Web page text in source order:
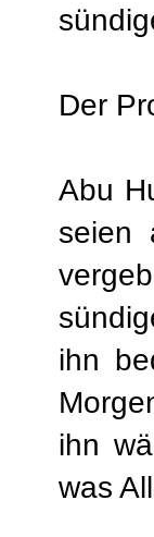
Der
Abu
seien
ihn
ihn
was